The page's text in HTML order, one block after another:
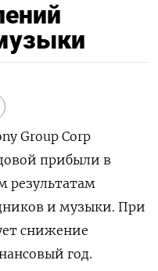
Group Corp
прибыли в
результатам
и музыки. При
снижение
год.